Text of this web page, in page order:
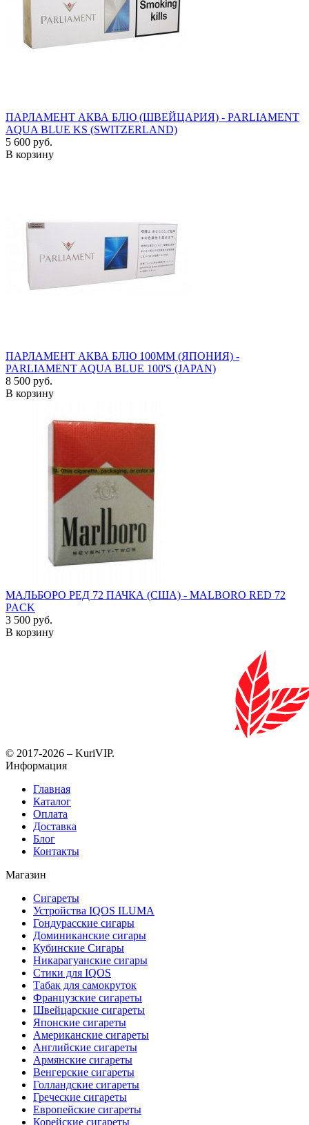
ПАРЛАМЕНТ АКВА БЛЮ (ШВЕЙЦАРИЯ) - PARLIAMENT
AQUA BLUE KS (SWITZERLAND)
5 600 руб.
В корзину
ПАРЛАМЕНТ АКВА БЛЮ 100ММ (ЯПОНИЯ) -
PARLIAMENT AQUA BLUE 100'S (JAPAN)
8 500 руб.
В корзину
МАЛЬБОРО РЕД 72 ПАЧКА (США) - MALBORO RED 72
PACK
3 500 руб.
В корзину
© 2017-2026 – KuriVIP.
Информация
Главная
Каталог
Оплата
Доставка
Блог
Контакты
Магазин
Сигареты
Устройства IQOS ILUMA
Гондурасские сигары
Доминиканские сигары
Кубинские Сигары
Никарагуанские сигары
Стики для IQOS
Табак для самокруток
Французские сигареты
Швейцарские сигареты
Японские сигареты
Американские сигареты
Английские сигареты
Армянские сигареты
Венгерские сигареты
Голландские сигареты
Греческие сигареты
Европейские сигареты
Корейские сигареты